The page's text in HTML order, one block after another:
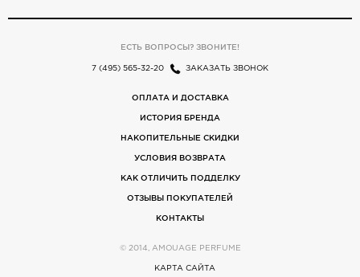
ЕСТЬ ВОПРОСЫ? ЗВОНИТЕ!
7 (495) 565-32-20 ЗАКАЗАТЬ ЗВОНОК
ОПЛАТА И ДОСТАВКА
ИСТОРИЯ БРЕНДА
НАКОПИТЕЛЬНЫЕ СКИДКИ
УСЛОВИЯ ВОЗВРАТА
КАК ОТЛИЧИТЬ ПОДДЕЛКУ
ОТЗЫВЫ ПОКУПАТЕЛЕЙ
КОНТАКТЫ
© 2014, AMOUAGE PERFUME
КАРТА САЙТА